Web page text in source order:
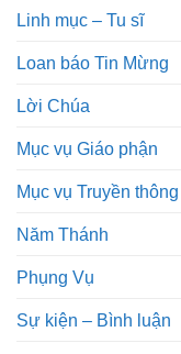
Linh mục – Tu sĩ
Loan báo Tin Mừng
Lời Chúa
Mục vụ Giáo phận
Mục vụ Truyền thông
Năm Thánh
Phụng Vụ
Sự kiện – Bình luận